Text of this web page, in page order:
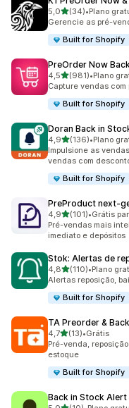
5,0de 5 estrelas
(34)
34 avaliações ao
•Plano
Gerencie as pré-
Built for Shopify
PreOrder Now
4,5de 5 estrelas
(981)
981 avaliações ao
•Plano
Capture vendas
Built for Shopify
Doran Back in
4,9de 5 estrelas
(136)
136 avaliações ao
•Plano
Impulsione as
vendas com
Built for Shopify
PreProduct
4,9de 5 estrelas
(101)
101 avaliações ao
•Grátis
Pré-vendas mais
imediato e depósitos
Stok: Alertas de
4,8de 5 estrelas
(110)
110 avaliações ao
•Plano
Alertas reposição,
Built for Shopify
TA Preorder &
4,7de 5 estrelas
(13)
13 avaliações ao todo
•Grátis
Pré-venda,
estoque
Built for Shopify
Back in Stock Alert